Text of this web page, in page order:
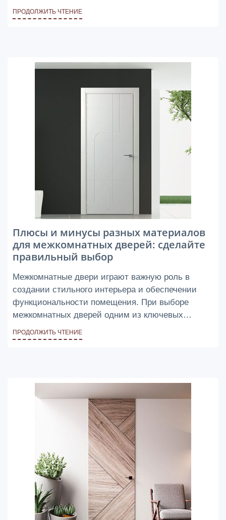
создать тихую и спокойную обстановку,
свободную от нежелательного шума извне или из
ПРОДОЛЖИТЬ ЧТЕНИЕ
Плюсы и минусы разных материалов
для межкомнатных дверей: сделайте
правильный выбор
Межкомнатные двери играют важную роль в
создании стильного интерьера и обеспечении
функциональности помещения. При выборе
межкомнатных дверей одним из ключевых
решений является выбор материала, из которого
они изготовлены. Разные материалы обладают
ПРОДОЛЖИТЬ ЧТЕНИЕ